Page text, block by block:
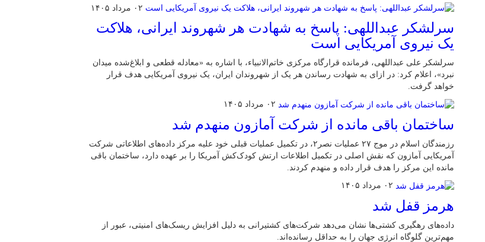
۰۲ مرداد ۱۴۰۵
سرلشکر عبداللهی: پاسخ به شهادت هر شهروند ایرانی، هلاکت
یک نیروی آمریکایی است
سرلشکر علی عبداللهی، فرمانده قرارگاه مرکزی خاتم‌الانبیاء، با اشاره به «معادله قطعی و ابلاغ‌شده میدان
نبرد»، اعلام کرد: در ازای به شهادت رساندن هر یک از شهروندان ایران، یک نیروی آمریکایی هدف قرار
خواهد گرفت.
۰۲ مرداد ۱۴۰۵
ساختمان باقی مانده از شرکت آمازون منهدم شد
رزمندگان اسلام در موج ۲۷ عملیات نصر۲، در تکمیل عملیات قبلی خود علیه مرکز داده‌های اطلاعاتی شرکت
آمریکایی آمازون که نقش اصلی در تکمیل اطلاعات ارتش کودک‌کش آمریکا را بر عهده دارد، ساختمان باقی
مانده این مرکز را هدف قرار داده و منهدم کردند.
۰۲ مرداد ۱۴۰۵
هرمز قفل شد
داده‌های رهگیری کشتی‌ها نشان می‌دهد شرکت‌های کشتیرانی به دلیل افزایش ریسک‌های امنیتی، عبور از
مهم‌ترین گلوگاه انرژی جهان را به حداقل رسانده‌اند.